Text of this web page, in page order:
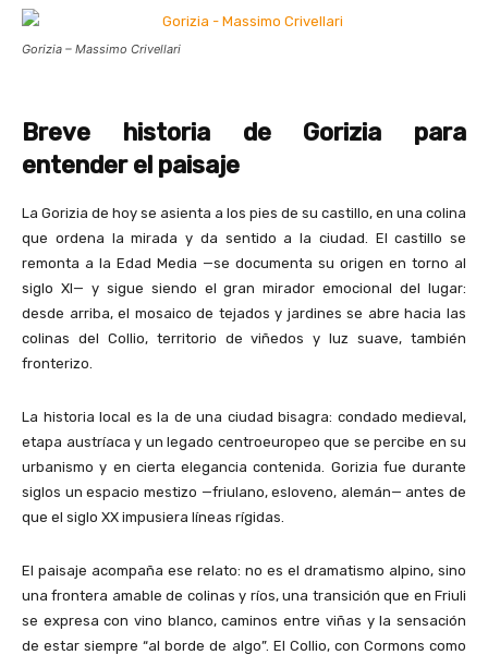
Gorizia – Massimo Crivellari
Breve historia de Gorizia para
entender el paisaje
La Gorizia de hoy se asienta a los pies de su castillo, en una colina
que ordena la mirada y da sentido a la ciudad. El castillo se
remonta a la Edad Media —se documenta su origen en torno al
siglo XI— y sigue siendo el gran mirador emocional del lugar:
desde arriba, el mosaico de tejados y jardines se abre hacia las
colinas del Collio, territorio de viñedos y luz suave, también
fronterizo.
La historia local es la de una ciudad bisagra: condado medieval,
etapa austríaca y un legado centroeuropeo que se percibe en su
urbanismo y en cierta elegancia contenida. Gorizia fue durante
siglos un espacio mestizo —friulano, esloveno, alemán— antes de
que el siglo XX impusiera líneas rígidas.
El paisaje acompaña ese relato: no es el dramatismo alpino, sino
una frontera amable de colinas y ríos, una transición que en Friuli
se expresa con vino blanco, caminos entre viñas y la sensación
de estar siempre “al borde de algo”. El Collio, con Cormons como